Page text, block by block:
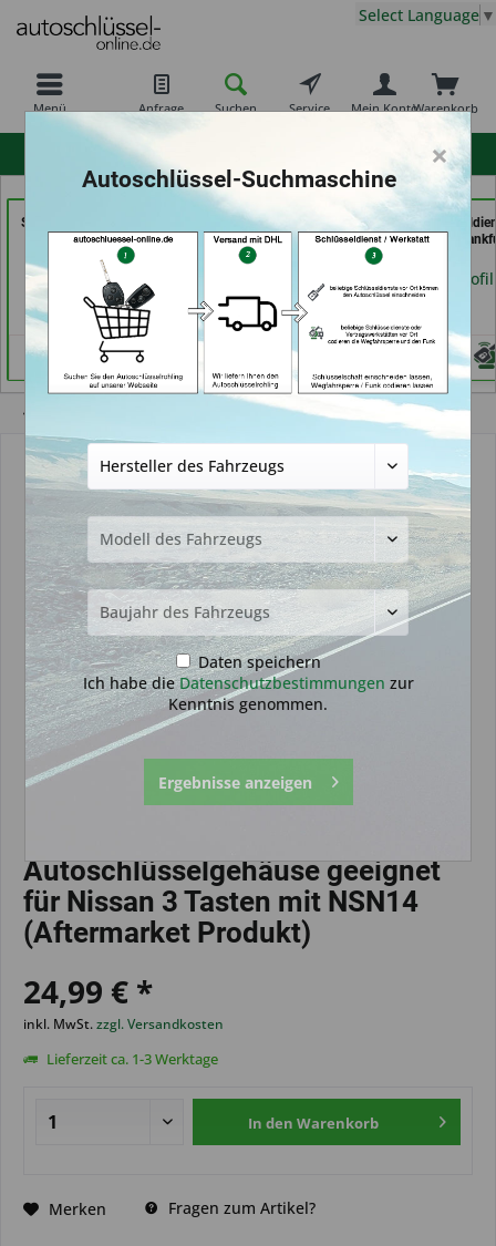
Menü Anfrage Suchen Service Warenkorb
Mein Konto
Select Language ▼
Secura Tec GmbH & Co.
KG (in Floß)
Händlerprofil
Key Tec GmbH (in
Grevenbroich)
Händlerprofil
069er
Frankfurt (in
Händlerprofil
Autoschlüsselgehäuse und Zubehör
Autoschlüsselgehäuse geeignet
für Nissan 3 Tasten mit NSN14
(Aftermarket Produkt)
24,99 € *
inkl. MwSt.zzgl. Versandkosten
Lieferzeit ca. 1-3 Werktage
In den Warenkorb
Merken Fragen zum Artikel?
×
Autoschlüssel-Suchmaschine
Daten speichern
Ich habe dieDatenschutzbestimmungen zur
Kenntnis genommen.
Ergebnisse anzeigen